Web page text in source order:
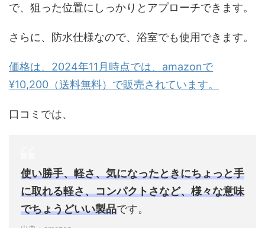
で、狙った位置にしっかりとアプローチできます。
さらに、防水仕様なので、浴室でも使用できます。
価格は、2024年11月時点では、amazonで
¥10,200（送料無料）で販売されています。
口コミでは、
使い勝手、軽さ、気になったときにちょっと手
に取れる軽さ、コンパクトさなど、様々な意味
でちょうどいい製品です。